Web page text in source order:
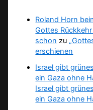
Roland Horn
Gottes
schon zu
erschienen
Israel gibt
ein Gaza ohne
Israel gibt
ein Gaza ohne